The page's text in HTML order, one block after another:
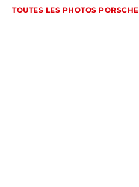
TOUTES LES PHOTOS PORSCHE